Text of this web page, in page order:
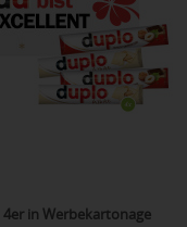
in Werbekartonage